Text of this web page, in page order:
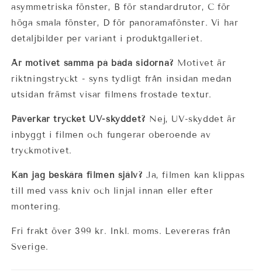
asymmetriska fönster, B för standardrutor, C för
höga smala fönster, D för panoramafönster. Vi har
detaljbilder per variant i produktgalleriet.
Är motivet samma på båda sidorna? Motivet är
riktningstryckt - syns tydligt från insidan medan
utsidan främst visar filmens frostade textur.
Påverkar trycket UV-skyddet? Nej, UV-skyddet är
inbyggt i filmen och fungerar oberoende av
tryckmotivet.
Kan jag beskära filmen själv? Ja, filmen kan klippas
till med vass kniv och linjal innan eller efter
montering.
Fri frakt över 399 kr. Inkl. moms. Levereras från
Sverige.